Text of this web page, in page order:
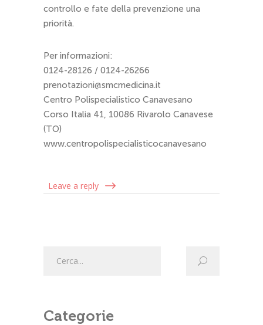
controllo e fate della prevenzione una
priorità.
Per informazioni:
0124-28126 / 0124-26266
prenotazioni@smcmedicina.it
Centro Polispecialistico Canavesano
Corso Italia 41, 10086 Rivarolo Canavese
(TO)
www.centropolispecialisticocanavesano
Leave a reply
Categorie